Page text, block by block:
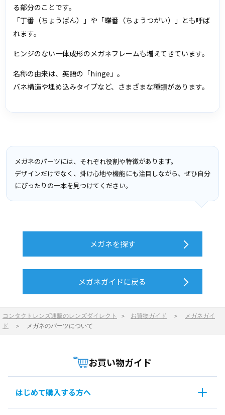
る部分のことです。
「丁番（ちょうばん）」や「蝶番（ちょうつがい）」とも呼ば
れます。
ヒンジのない一体成形のメガネフレームも増えてきています。
名称の由来は、英語の「hinge」。
バネ構造や埋め込みタイプなど、さまざまな種類があります。
メガネのパーツには、それぞれ役割や特徴があります。
デザインだけでなく、掛け心地や機能にも注目しながら、ぜひ自分
にぴったりの一本を見つけてください。
メガネを探す
メガネガイドに戻る
コンタクトレンズ通販のレンズダイレクト ＞ お買物ガイド ＞
メガネガイ
ド
＞ メガネのパーツについて
お買い物ガイド
はじめて購入する方へ